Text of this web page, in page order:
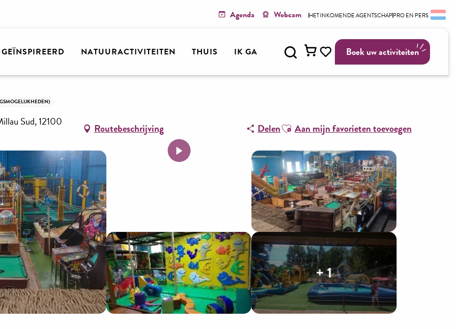
Boek uw activiteiten
Voir les favoris
Zoek op
Agenda Webcam HET INKOMENDE AGENTSCHAPPRO EN PERS
NATUURACTIVITEITEN THUIS IK GA
Sud, 12100
Routebeschrijving DelenAjouter aux favoris
Aan mijn favorieten toevoegen
+ 1